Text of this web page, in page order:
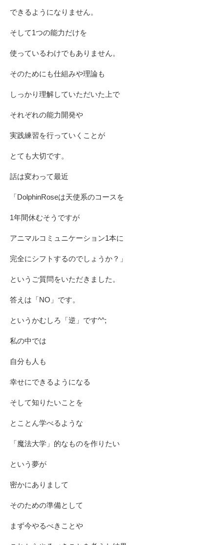
できるようになりません。
そして1つの能力だけを
使っているわけでもありません。
そのためにも仕組みや理論も
しっかり理解していただいた上で
それぞれの能力開発や
実践練習を行っていくことが
とても大切です。
話は変わって最近
「DolphinRoseは天使系のコースを
1年間休むそうですが
アニマルコミュニケーション1本に
完全にシフトするのでしょうか？」
というご質問をいただきました。
答えは「NO」です。
というかむしろ「逆」です^^;
私の中では
自分も人も
幸せにできるようになる
そして知りたいことを
とことん学べるような
「魔法大学」的なものを作りたい
という夢が
密かにありまして
そのための準備として
まず今やるべきことや